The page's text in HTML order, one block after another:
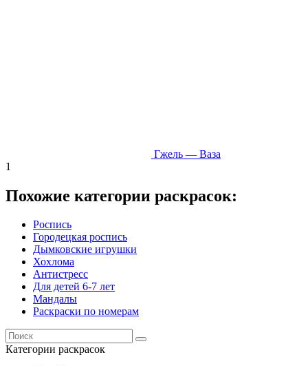
Гжель — Ваза
1
Похожие категории раскрасок:
Роспись
Городецкая роспись
Дымковские игрушки
Хохлома
Антистресс
Для детей 6-7 лет
Мандалы
Раскраски по номерам
Категории раскрасок